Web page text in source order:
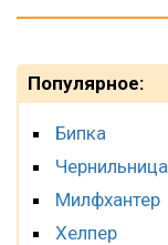
Популярное:
Бипка
Чернильница
Милфхантер
Хелпер